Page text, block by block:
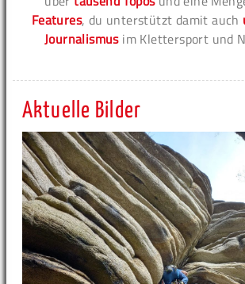
Features, du unterstützt damit auch
Journalismusim Klettersport und
Aktuelle Bilder